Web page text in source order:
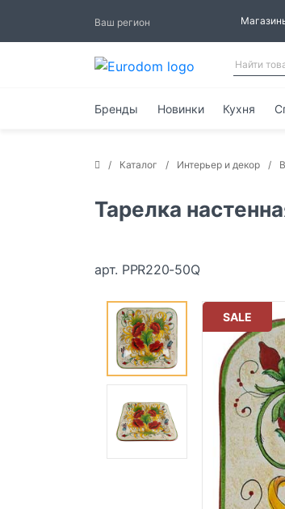
Ваш регион
Бренды Новинки Кухня
Каталог Интерьер и декор
Тарелка
арт. PPR220-50Q
SALE